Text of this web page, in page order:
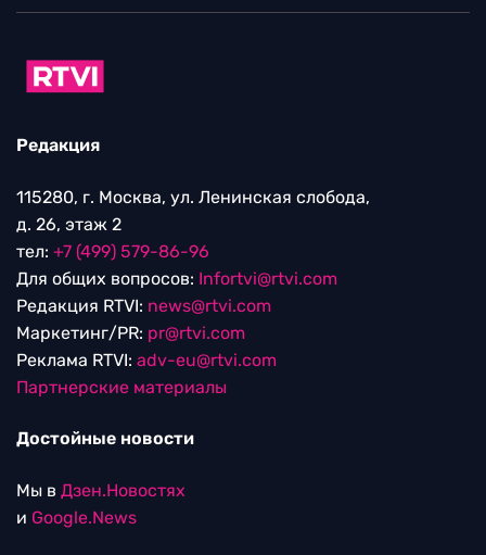
Редакция
115280, г. Москва, ул. Ленинская слобода,
д. 26, этаж 2
тел: +7 (499) 579-86-96
Для общих вопросов: Infortvi@rtvi.com
Редакция RTVI: news@rtvi.com
Маркетинг/PR: pr@rtvi.com
Реклама RTVI: adv-eu@rtvi.com
Партнерские материалы
Достойные новости
Мы в Дзен.Новостях
и Google.News